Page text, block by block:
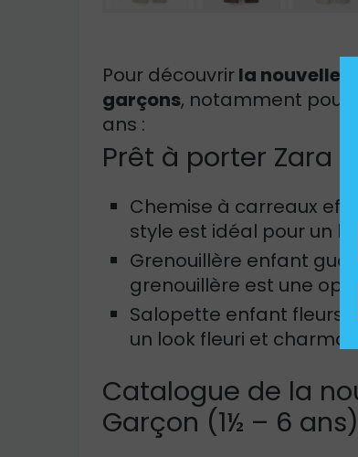
Pour découvrirla nouvelle
garçons, notamment pour
ans :
Prêt à porter Zara
Chemise à carreaux
style est idéal pour un
Grenouillère enfant
grenouillère est une
Salopette enfant fleurs :
un look fleuri et charmant.
Catalogue de la
Garçon (1½ – 6 ans)